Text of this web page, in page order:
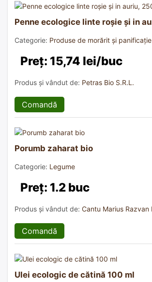
Penne ecologice linte roșie și in
Categorie: Produse de morărit și panificație
Preț: 15,74 lei/buc
Produs și vândut de: Petras Bio S.R.L.
Comandă
Porumb zaharat bio
Categorie: Legume
Preț: 1.2 buc
Produs și vândut de: Cantu Marius Razvan
Comandă
Ulei ecologic de cătină 100 ml